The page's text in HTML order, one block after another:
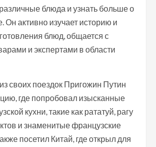
блюда и узнать больше о
Он активно изучает историю и
блюд, общается с
и экспертами в области
своих поездок Пригожин Путин
где попробовал изысканные
кухни, такие как рататуй, рагу
и знаменитые французские
посетил Китай, где открыл для